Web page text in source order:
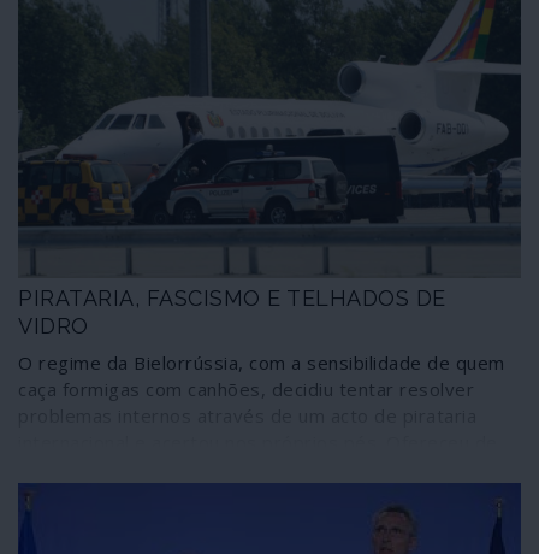
PIRATARIA, FASCISMO E TELHADOS DE
VIDRO
O regime da Bielorrússia, com a sensibilidade de quem
caça formigas com canhões, decidiu tentar resolver
cartas viciadas da geopolítica, um ás de trunfo que vai
servir para acelerar, a partir de agora, as manobras de
desestabilização e de mudança de regime que têm